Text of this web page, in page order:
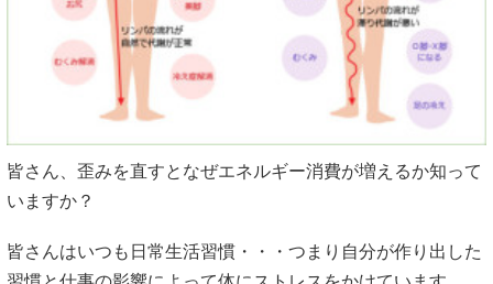
皆さん、歪みを直すとなぜエネルギー消費が増えるか知って
いますか？
皆さんはいつも日常生活習慣・・・つまり自分が作り出した